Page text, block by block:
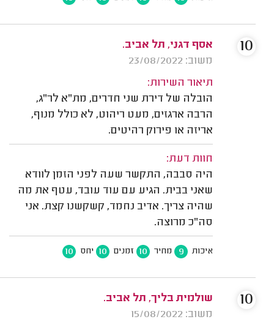
אסף דגני, תל אביב.
משוב: 23/08/2022
תיאור השירות:
הובלה של דירת שני חדרים, מת"א לר"ג,
הרבה ארגזים, מעט ריהוט, לא כולל מנוף,
אריזה או פירוק רהיטים.
חוות דעת:
היה סבבה, התקשר שעה לפני הזמן לוודא
שאני בבית. הגיע עם עוד עובד, עטף את מה
שהיה צריך. אדיב נחמד, קשקשנו קצת. אני
סה"כ מרוצה.
איכות 9 מחיר 10 זמנים 10 יחס 10
10
שולמית בליך, תל אביב.
משוב: 15/08/2022
10